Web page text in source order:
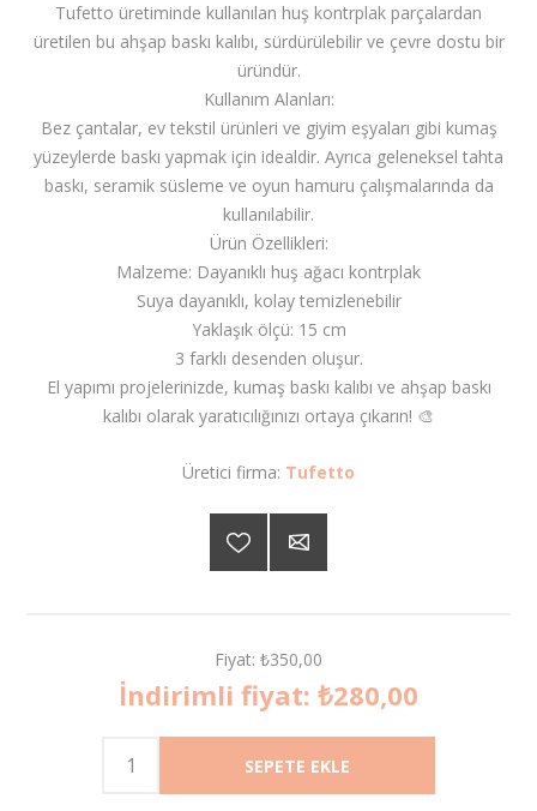
Tufetto üretiminde kullanılan huş kontrplak parçalardan
üretilen bu ahşap baskı kalıbı, sürdürülebilir ve çevre dostu bir
üründür.
Kullanım Alanları:
Bez çantalar, ev tekstil ürünleri ve giyim eşyaları gibi kumaş
yüzeylerde baskı yapmak için idealdir. Ayrıca geleneksel tahta
baskı, seramik süsleme ve oyun hamuru çalışmalarında da
kullanılabilir.
Ürün Özellikleri:
Malzeme: Dayanıklı huş ağacı kontrplak
Suya dayanıklı, kolay temizlenebilir
Yaklaşık ölçü: 15 cm
3 farklı desenden oluşur.
El yapımı projelerinizde, kumaş baskı kalıbı ve ahşap baskı
kalıbı olarak yaratıcılığınızı ortaya çıkarın! 🎨
Üretici firma: Tufetto
Fiyat: ₺350,00
İndirimli fiyat: ₺280,00